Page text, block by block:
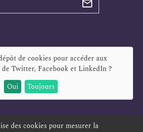
de cookies pour accéder aux
Twitter, Facebook et LinkedIn?
Oui
Toujours
des cookies pour mesurer la